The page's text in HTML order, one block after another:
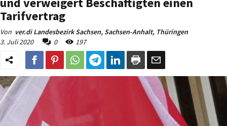
Tarifvertrag
Von ver.di Landesbezirk Sachsen, Sachsen-Anhalt, Thüringen
3. Juli 2020
0 197